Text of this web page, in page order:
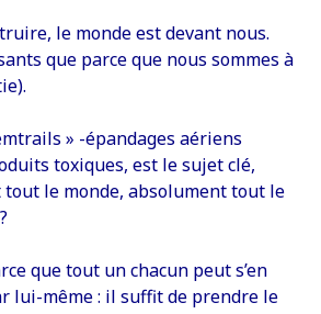
le monde est devant nous.
que parce que nous sommes à
» -épandages aériens
toxiques, est le sujet clé,
le monde, absolument tout le
que tout un chacun peut s’en
lui-même : il suffit de prendre le